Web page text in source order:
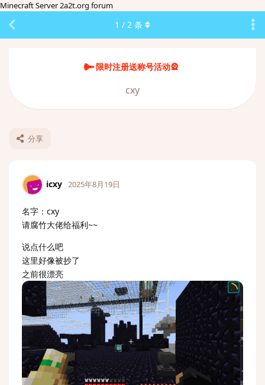
Minecraft Server 2a2t.org forum
限时注册送称号活动🎡
cxy
分享
1 / 2 条
icxy 2025年8月19日
名字：cxy
请腐竹大佬给福利~~
说点什么吧
这里好像被抄了
之前很漂亮